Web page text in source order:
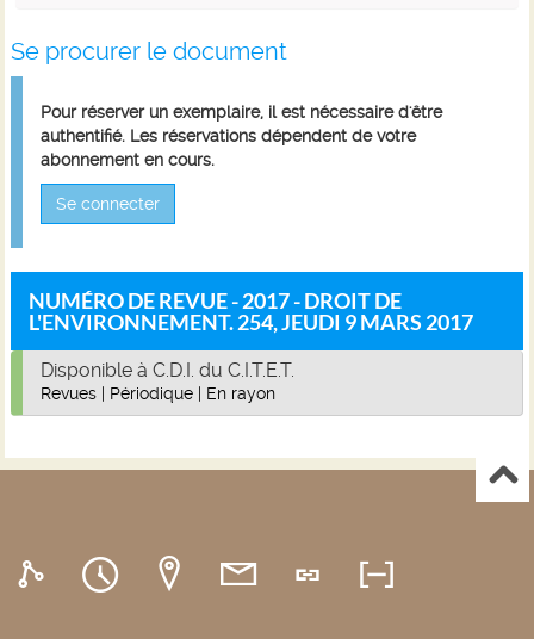
Se procurer le document
Pour réserver un exemplaire, il est nécessaire d'être
authentifié. Les réservations dépendent de votre
abonnement en cours.
Se connecter
NUMÉRO DE REVUE - 2017 - DROIT DE
L'ENVIRONNEMENT. 254, JEUDI 9 MARS 2017
Disponible à C.D.I. du C.I.T.E.T.
Revues | Périodique | En rayon